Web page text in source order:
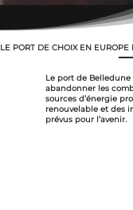
LE PORT DE CHOIX EN EUROPE
Le port de Belledune
abandonner les
sources d’énergie
renouvelable et des
prévus pour l’avenir.